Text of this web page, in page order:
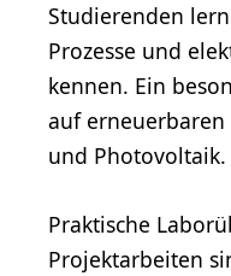
Studierenden
Prozesse und
kennen. Ein
auf
und Photovoltaik.
Praktische
Projektarbeiten